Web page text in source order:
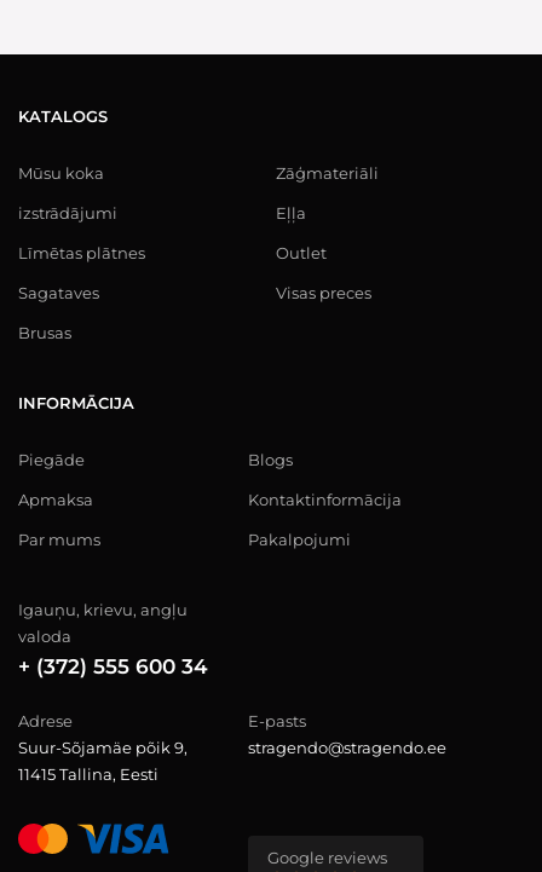
KATALOGS
Mūsu koka
izstrādājumi
Līmētas plātnes
Sagataves
Brusas
Zāģmateriāli
Eļļa
Outlet
Visas preces
INFORMĀCIJA
Piegāde
Apmaksa
Par mums
Blogs
Kontaktinformācija
Pakalpojumi
Igauņu, krievu, angļu
valoda
+ (372) 555 600 34
Adrese
Suur-Sõjamäe põik 9,
11415 Tallina, Eesti
E-pasts
stragendo@stragendo.ee
Google reviews